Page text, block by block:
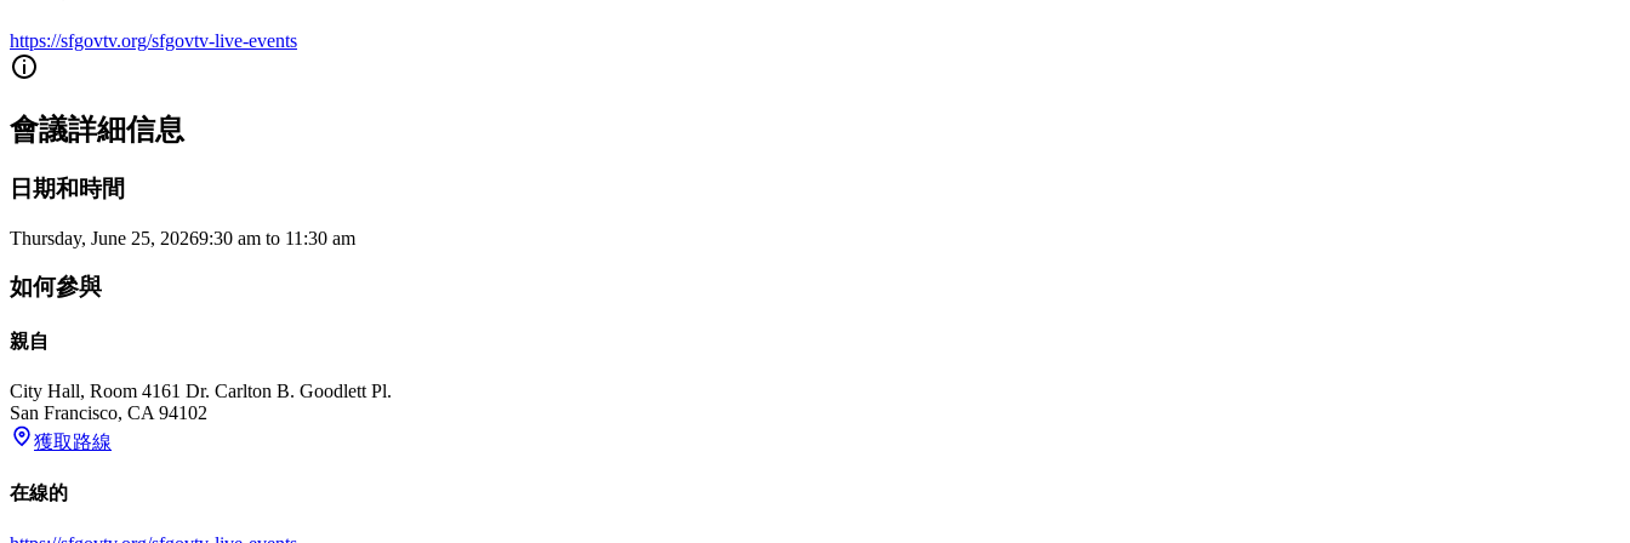
https://sfgovtv.org/sfgovtv-live-events
會議詳細信息
日期和時間
Thursday, June 25, 20269:30 am to 11:30 am
如何參與
親自
City Hall, Room 4161 Dr. Carlton B. Goodlett Pl.
San Francisco, CA 94102
獲取路線
在線的